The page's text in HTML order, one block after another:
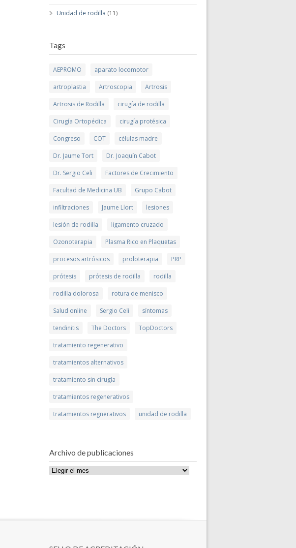
Unidad de rodilla (11)
Tags
AEPROMO aparato locomotor
artroplastia Artroscopia Artrosis
Artrosis de Rodilla cirugía de rodilla
Cirugía Ortopédica cirugía protésica
Congreso COT células madre
Dr. Jaume Tort Dr. Joaquín Cabot
Dr. Sergio Celi Factores de Crecimiento
Facultad de Medicina UB Grupo Cabot
infiltraciones Jaume Llort lesiones
lesión de rodilla ligamento cruzado
Ozonoterapia Plasma Rico en Plaquetas
procesos artrósicos proloterapia PRP
prótesis prótesis de rodilla rodilla
rodilla dolorosa rotura de menisco
Salud online Sergio Celi síntomas
tendinitis The Doctors TopDoctors
tratamiento regenerativo
tratamientos alternativos
tratamiento sin cirugía
tratamientos regenerativos
tratamientos regnerativos unidad de rodilla
Archivo de publicaciones
Archivo